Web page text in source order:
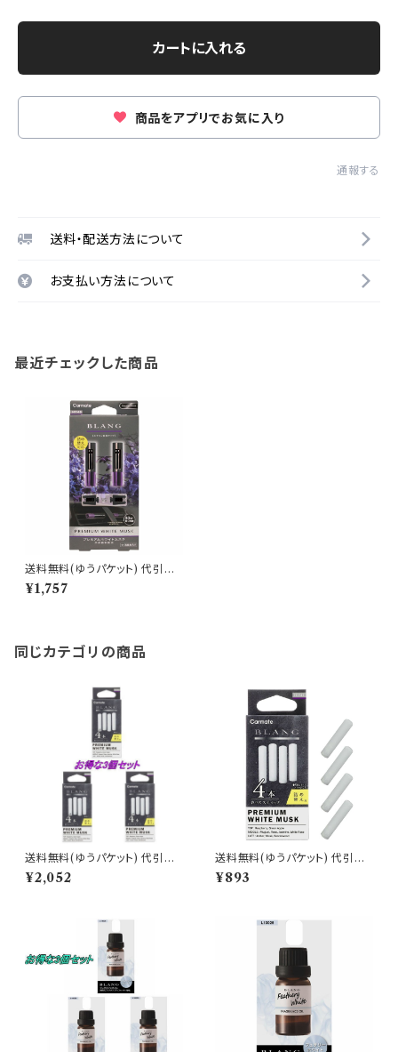
カートに入れる
商品をアプリでお気に入り
通報する
送料・配送方法について
お支払い方法について
最近チェックした商品
送料無料(ゆうパケット) 代引不
可 ブラング エアミニスティック2
P プレミアムホワイトムスク【H1
¥1,757
同じカテゴリの商品
送料無料(ゆうパケット) 代引不
可 ブラング エアスティックカー
トリッジ プレミアムホワイトムス
¥2,052
送料無料(ゆうパケット) 代引不
可 ブラング エアスティックカー
トリッジ プレミアムホワイトムス
¥893